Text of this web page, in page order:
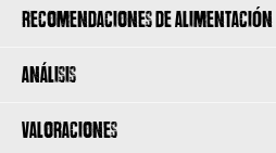
Recomendaciones de alimentación
Análisis
Valoraciones